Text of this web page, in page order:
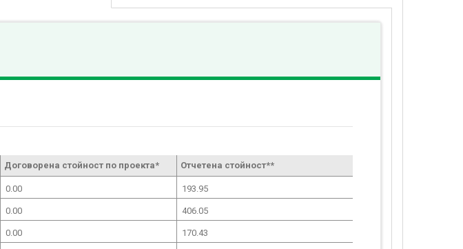
Договорена стойност по проекта* Отчетена стойност**
0.00 193.95
0.00 406.05
0.00 170.43